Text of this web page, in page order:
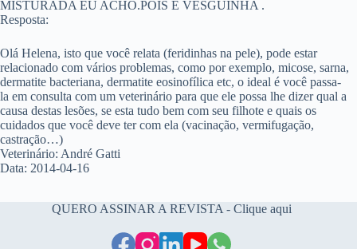
MISTURADA EU ACHO.POIS É VESGUINHA .
Resposta:
Olá Helena, isto que você relata (feridinhas na pele), pode estar
relacionado com vários problemas, como por exemplo, micose, sarna,
dermatite bacteriana, dermatite eosinofílica etc, o ideal é você passa-
la em consulta com um veterinário para que ele possa lhe dizer qual a
causa destas lesões, se esta tudo bem com seu filhote e quais os
cuidados que você deve ter com ela (vacinação, vermifugação,
castração…)
Veterinário: André Gatti
Data: 2014-04-16
QUERO ASSINAR A REVISTA - Clique aqui